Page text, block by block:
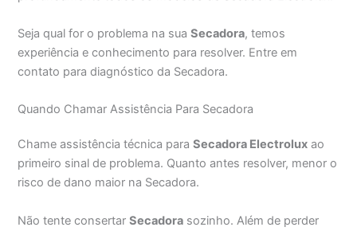
Seja qual for o problema na suaSecadora, temos
experiência e conhecimento para resolver. Entre em
contato para diagnóstico da Secadora.
Quando Chamar Assistência Para Secadora
Chame assistência técnica paraSecadora Electrolux ao
primeiro sinal de problema. Quanto antes resolver, menor o
risco de dano maior na Secadora.
Não tente consertarSecadora sozinho. Além de perder